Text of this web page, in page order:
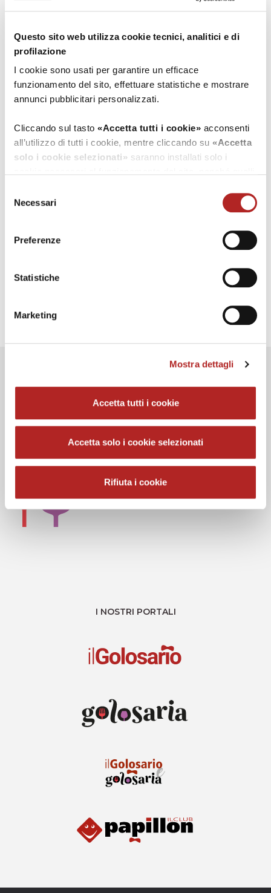
Questo sito web utilizza cookie tecnici, analitici e di
profilazione
I cookie sono usati per garantire un efficace
funzionamento del sito, effettuare statistiche e mostrare
annunci pubblicitari personalizzati.
Cliccando sul tasto «Accetta tutti i cookie» acconsenti
all’utilizzo di tutti i cookie, mentre cliccando su «Accetta
solo i cookie selezionati» saranno installati solo i
su“Rifiuta i cookie”
, verranno installati solo i cookie
Cliccando su
puoi vedere nel dettaglio
tramite il presente sito.
delNecessari
Preferenze
Statistiche
Marketing
Mostra dettagli
Accetta tutti i cookie
Accetta solo i cookie selezionati
Rifiuta i cookie
Social Wall
SEGUICI SU
I NOSTRI PORTALI